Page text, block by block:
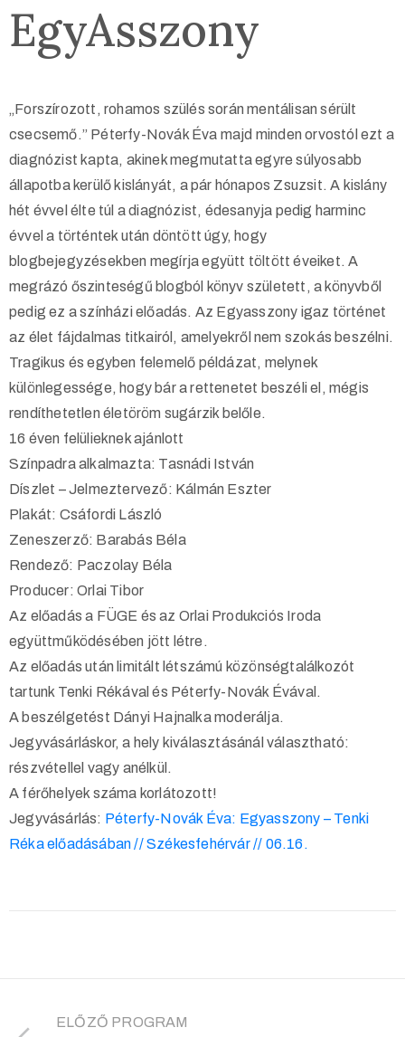
EgyAsszony
„Forszírozott, rohamos szülés során mentálisan sérült
csecsemő.” Péterfy-Novák Éva majd minden orvostól ezt a
diagnózist kapta, akinek megmutatta egyre súlyosabb
állapotba kerülő kislányát, a pár hónapos Zsuzsit. A kislány
hét évvel élte túl a diagnózist, édesanyja pedig harminc
évvel a történtek után döntött úgy, hogy
blogbejegyzésekben megírja együtt töltött éveiket. A
megrázó őszinteségű blogból könyv született, a könyvből
pedig ez a színházi előadás. Az Egyasszony igaz történet
az élet fájdalmas titkairól, amelyekről nem szokás beszélni.
Tragikus és egyben felemelő példázat, melynek
különlegessége, hogy bár a rettenetet beszéli el, mégis
rendíthetetlen életöröm sugárzik belőle.
16 éven felülieknek ajánlott
Színpadra alkalmazta: Tasnádi István
Díszlet – Jelmeztervező: Kálmán Eszter
Plakát: Csáfordi László
Zeneszerző: Barabás Béla
Rendező: Paczolay Béla
Producer: Orlai Tibor
Az előadás a FÜGE és az Orlai Produkciós Iroda
együttműködésében jött létre.
Az előadás után limitált létszámú közönségtalálkozót
tartunk Tenki Rékával és Péterfy-Novák Évával.
A beszélgetést Dányi Hajnalka moderálja.
Jegyvásárláskor, a hely kiválasztásánál választható:
részvétellel vagy anélkül.
A férőhelyek száma korlátozott!
Jegyvásárlás: Péterfy-Novák Éva: Egyasszony – Tenki
Réka előadásában // Székesfehérvár // 06.16.
ELŐZŐ PROGRAM